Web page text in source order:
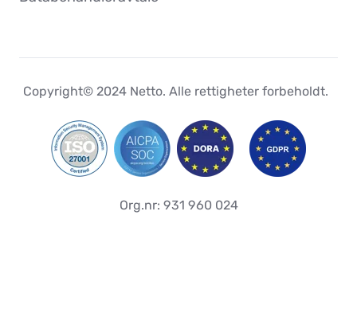
Copyright© 2024 Netto. Alle rettigheter forbeholdt.
Org.nr: 931 960 024